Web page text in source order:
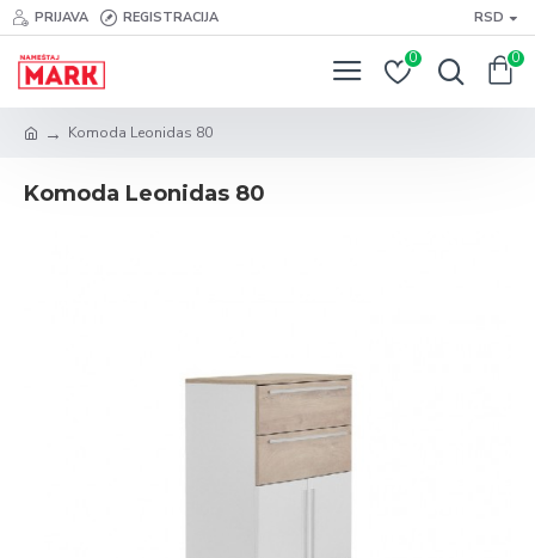
PRIJAVA REGISTRACIJA RSD
0 0
Komoda Leonidas 80
Komoda Leonidas 80